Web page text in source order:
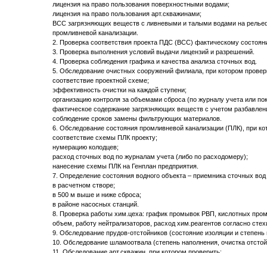
лицензия на право пользования поверхностными водами;
лицензия на право пользования арт.скважинами;
ВСС загрязняющих веществ с ливневыми и талыми водами на
промливневой канализации.
2. Проверка соответствия проекта ПДС (ВСС) фактическому
3. Проверка выполнения условий выдачи лицензий и разрешений.
4. Проверка соблюдения графика и качества анализа сточных вод.
5. Обследование очистных сооружений филиала, при котором
соответствие проектной схеме;
эффективность очистки на каждой ступени;
организацию контроля за объемами сброса (по журналу учета или
фактическое содержание загрязняющих веществ с учетом
соблюдение сроков замены фильтрующих материалов.
6. Обследование состояния промливневой канализации (ПЛК), при
соответствие схемы ПЛК проекту;
нумерацию колодцев;
расход сточных вод по журналам учета (либо по расходомеру);
нанесение схемы ПЛК на Генплан предприятия.
7. Определение состояния водного объекта – приемника сточных
в расчетном створе;
в 500 м выше и ниже сброса;
в районе насосных станций.
8. Проверка работы хим.цеха: график промывок РВП, кислотных
объем, работу нейтрализаторов, расход хим.реагентов согласно
9. Обследование прудов-отстойников (состояние изоляции и
10. Обследование шламоотвала (степень наполнения, очистка